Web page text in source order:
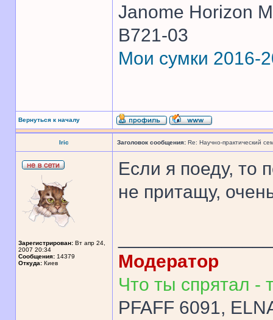
Janome Horizon
B721-03
Мои сумки 2016-
Вернуться к началу
Iric Заголовок сообщения: Re: Научно-практический
Зарегистрирован: Вт апр 24,
2007 20:34
Сообщения: 14379
Откуда: Киев
Если я поеду, то
не притащу,
Модератор
Что ты спрятал -
PFAFF 6091,